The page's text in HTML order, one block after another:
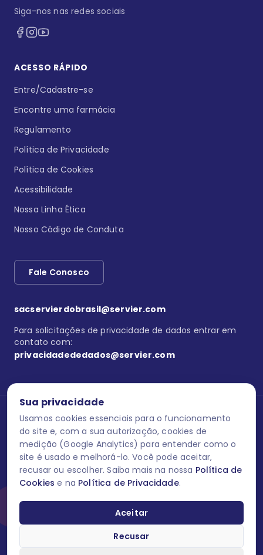
Sua privacidade
Usamos cookies essenciais para o funcionamento
do site e, com a sua autorização, cookies de
medição (Google Analytics) para entender como o
site é usado e melhorá-lo. Você pode aceitar,
recusar ou escolher. Saiba mais na nossa Política de
Cookies e na Política de Privacidade.
Aceitar
Recusar
Siga-nos nas redes sociais
ACESSO RÁPIDO
Entre/Cadastre-se
Encontre uma farmácia
Regulamento
Política de Privacidade
Política de Cookies
Acessibilidade
Nossa Linha Ética
Nosso Código de Conduta
Fale Conosco
sacservierdobrasil@servier.com
Para solicitações de privacidade de dados entrar em
contato com:
privacidadededados@servier.com
Se estiver no programa semprecuidando, comunique aquiuma
reação adversa com os produtos Servier. Este site contém
informações para o público leigo e para os profissionais de saúde
do Brasil habilitados a prescrever medicamentos. M-AS ONE-BR-
202606-00013 / Agosto 2026.
O laboratório Servier do Brasil respeita os seus dados! Caso deseje
dados pessoais você pode fazê-lo a qualquer momento entrando
em contato através do site www.semprecuidando.com.br na opção
fale conosco.